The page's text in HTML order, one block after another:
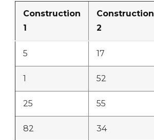
Construction
1
Construction
2
5 17
1 52
25 55
82 34